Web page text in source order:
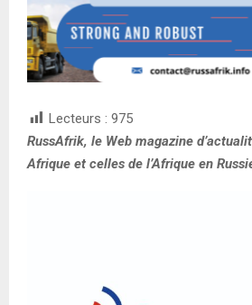
Lecteurs : 975
RussAfrik, le Web magazine
Afrique et celles de l’Afrique en